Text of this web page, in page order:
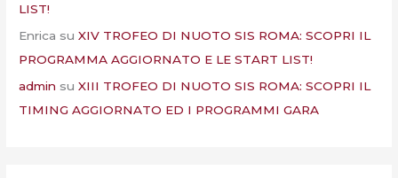
LIST!
Enrica suXIV TROFEO DI NUOTO SIS ROMA: SCOPRI IL
PROGRAMMA AGGIORNATO E LE START LIST!
admin suXIII TROFEO DI NUOTO SIS ROMA: SCOPRI IL
TIMING AGGIORNATO ED I PROGRAMMI GARA